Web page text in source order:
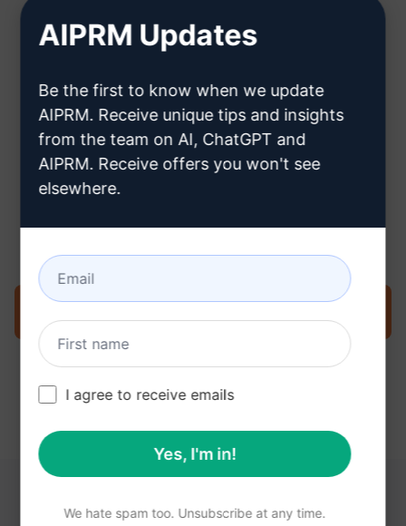
Fare clic qui per sapere come
creare un account Claude
Fase 3: Utilizzare il prompt in
Claude
AIPRM Updates
Be the first to know when we update
AIPRM. Receive unique tips and insights
from the team on AI, ChatGPT and
AIPRM. Receive offers you won't see
elsewhere.
I agree to receive emails
Yes, I'm in!
We hate spam too. Unsubscribe at any time.